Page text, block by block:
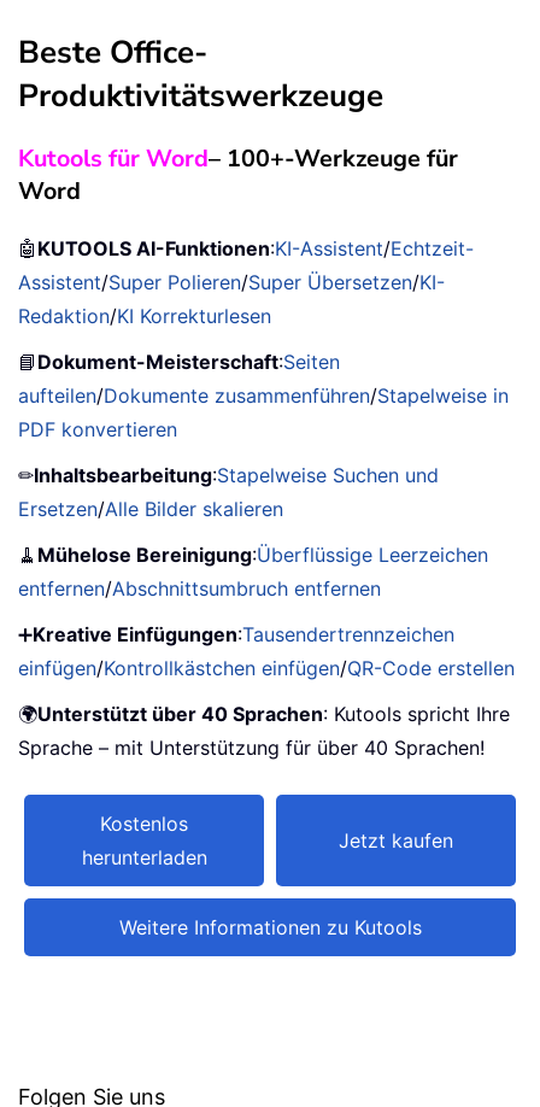
Beste Office-
Produktivitätswerkzeuge
Kutools für Word– 100+-Werkzeuge für
Word
🤖 KUTOOLS AI-Funktionen:KI-Assistent/Echtzeit-
Assistent/Super Polieren/Super Übersetzen/KI-
Redaktion/KI Korrekturlesen
📘 Dokument-Meisterschaft:Seiten
aufteilen/Dokumente zusammenführen/Stapelweise in
PDF konvertieren
✏Inhaltsbearbeitung:Stapelweise Suchen und
Ersetzen/Alle Bilder skalieren
🧹 Mühelose Bereinigung:Überflüssige Leerzeichen
entfernen/Abschnittsumbruch entfernen
➕Kreative Einfügungen:Tausendertrennzeichen
einfügen/Kontrollkästchen einfügen/QR-Code erstellen
🌍Unterstützt über 40 Sprachen: Kutools spricht Ihre
Sprache – mit Unterstützung für über 40 Sprachen!
Kostenlos
herunterladen
Jetzt kaufen
Weitere Informationen zu Kutools
Folgen Sie uns